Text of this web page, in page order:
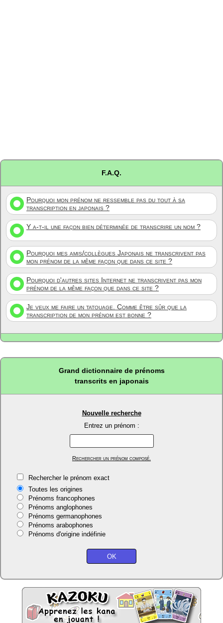
F.A.Q.
Pourquoi mon prénom ne ressemble pas du tout à sa
transcription en japonais ?
Y a-t-il une façon bien déterminée de transcrire un nom ?
Pourquoi mes amis/collègues Japonais ne transcrivent pas
mon prénom de la même façon que dans ce site ?
Pourquoi d'autres sites Internet ne transcrivent pas mon
prénom de la même façon que dans ce site ?
Je veux me faire un tatouage. Comme être sûr que la
transcription de mon prénom est bonne ?
Grand dictionnaire de prénoms
transcrits en japonais
Nouvelle recherche
Entrez un prénom :
Rechercher un prénom composé.
Rechercher le prénom exact
Toutes les origines
Prénoms francophones
Prénoms anglophones
Prénoms germanophones
Prénoms arabophones
Prénoms d'origine indéfinie